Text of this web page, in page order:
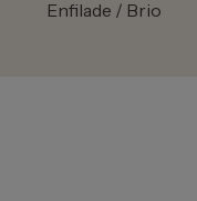
Enfilade / Brio